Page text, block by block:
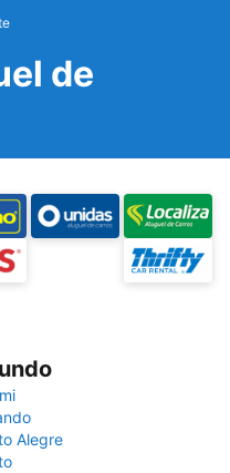
de
Alegre